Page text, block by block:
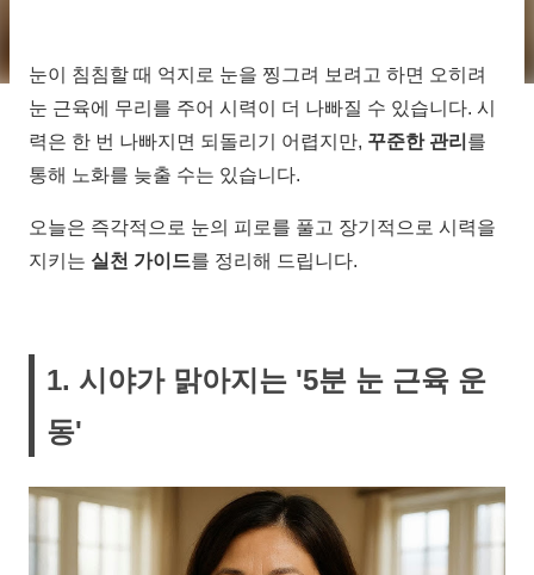
눈이 침침할 때 억지로 눈을 찡그려 보려고 하면 오히려
눈 근육에 무리를 주어 시력이 더 나빠질 수 있습니다. 시
력은 한 번 나빠지면 되돌리기 어렵지만, 꾸준한 관리 를
통해 노화를 늦출 수는 있습니다.
오늘은 즉각적으로 눈의 피로를 풀고 장기적으로 시력을
지키는 실천 가이드를 정리해 드립니다.
1. 시야가 맑아지는 '5분 눈 근육 운
동'